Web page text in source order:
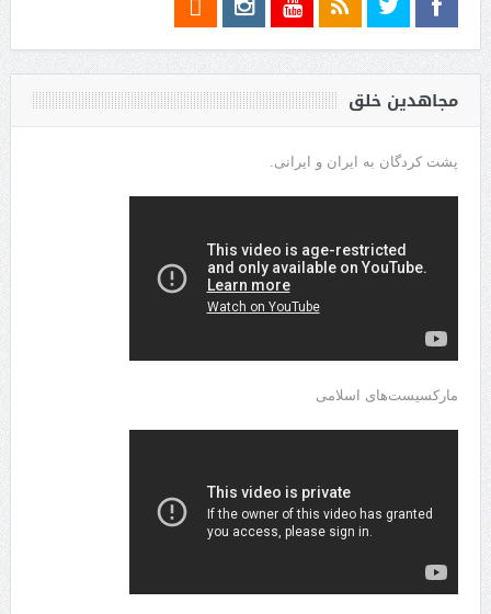
مجاهدین خلق
پشت کردگان به ایران و ایرانی.
مارکسیست‌های اسلامی